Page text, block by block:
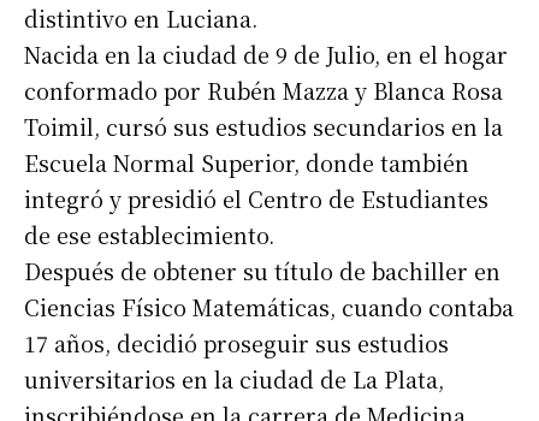
distintivo en Luciana.
Nacida en la ciudad de 9 de Julio, en el hogar
conformado por Rubén Mazza y Blanca Rosa
Toimil, cursó sus estudios secundarios en la
Escuela Normal Superior, donde también
integró y presidió el Centro de Estudiantes
de ese establecimiento.
Después de obtener su título de bachiller en
Ciencias Físico Matemáticas, cuando contaba
17 años, decidió proseguir sus estudios
universitarios en la ciudad de La Plata,